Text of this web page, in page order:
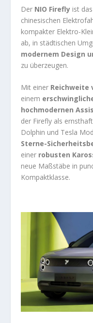
Der NIO Fireflyist das
chinesischen
kompakter Elektro-
ab, in städtischen
modernem Design
zu überzeugen.
Mit einer Reichweite
einem
hochmodernen
der Firefly als
Dolphin und Tesla
Sterne-
einer robusten
neue Maßstäbe in
Kompaktklasse.